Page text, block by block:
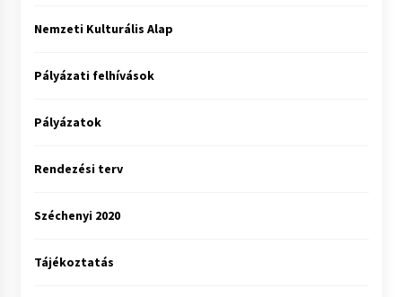
Nemzeti Kulturális Alap
Pályázati felhívások
Pályázatok
Rendezési terv
Széchenyi 2020
Tájékoztatás